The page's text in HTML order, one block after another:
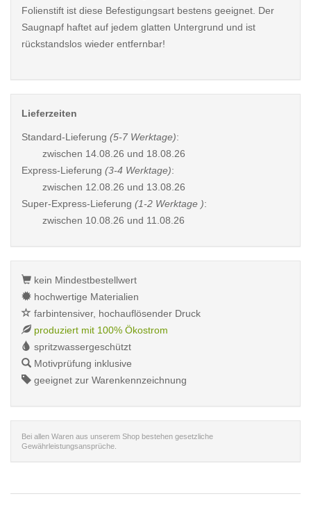
Folienstift ist diese Befestigungsart bestens geeignet. Der
Saugnapf haftet auf jedem glatten Untergrund und ist
rückstandslos wieder entfernbar!
Lieferzeiten
Standard-Lieferung (5-7 Werktage):
zwischen 14.08.26 und 18.08.26
Express-Lieferung (3-4 Werktage):
zwischen 12.08.26 und 13.08.26
Super-Express-Lieferung (1-2 Werktage ):
zwischen 10.08.26 und 11.08.26
kein Mindestbestellwert
hochwertige Materialien
farbintensiver, hochauflösender Druck
produziert mit 100% Ökostrom
spritzwassergeschützt
Motivprüfung inklusive
geeignet zur Warenkennzeichnung
Bei allen Waren aus unserem Shop bestehen gesetzliche
Gewährleistungsansprüche.